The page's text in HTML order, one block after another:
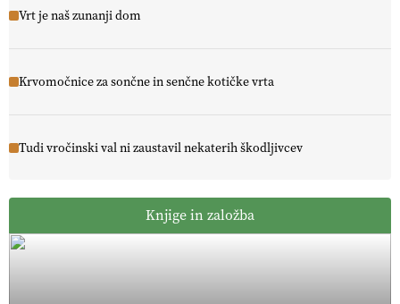
Vrt je naš zunanji dom
Krvomočnice za sončne in senčne kotičke vrta
Tudi vročinski val ni zaustavil nekaterih škodljivcev
Knjige in založba